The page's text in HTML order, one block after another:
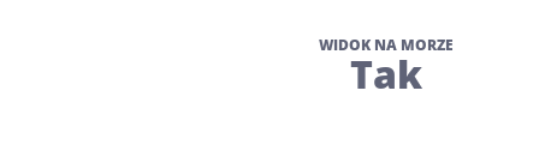
WIDOK NA MORZE
Tak